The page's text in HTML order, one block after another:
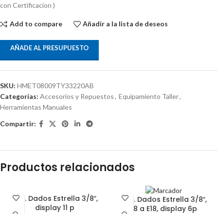
con Certificacion )
Add to compare Añadir a la lista de deseos
AÑADE AL PRESUPUESTO
SKU: HMET08009TY33220AB
Categorías: Accesorios y Repuestos, Equipamiento Taller,
Herramientas Manuales
Compartir:
Productos relacionados
Jgo. Dados Estrella 3/8″,
display 11 p
Jgo. Dados Estrella 3/8″,
E8 a E18, display 6p